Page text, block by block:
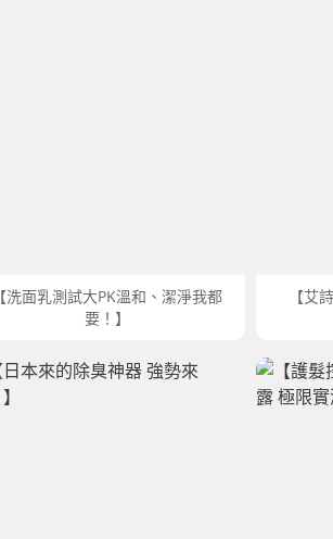
【洗面乳測試大PK溫和、潔淨我都
要！】
【艾